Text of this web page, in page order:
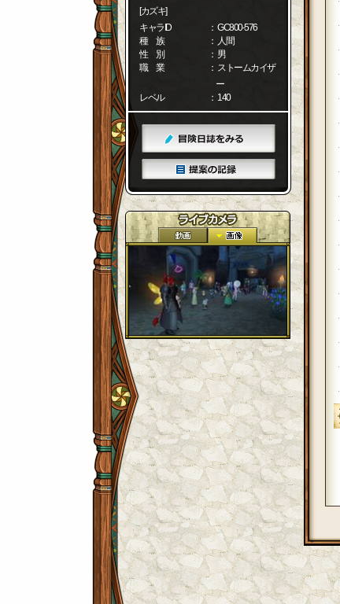
[カズキ]
キャラID
： GC800-576
種 族
： 人間
性 別
： 男
職 業
： ストームカイザ
ー
レベル
： 140